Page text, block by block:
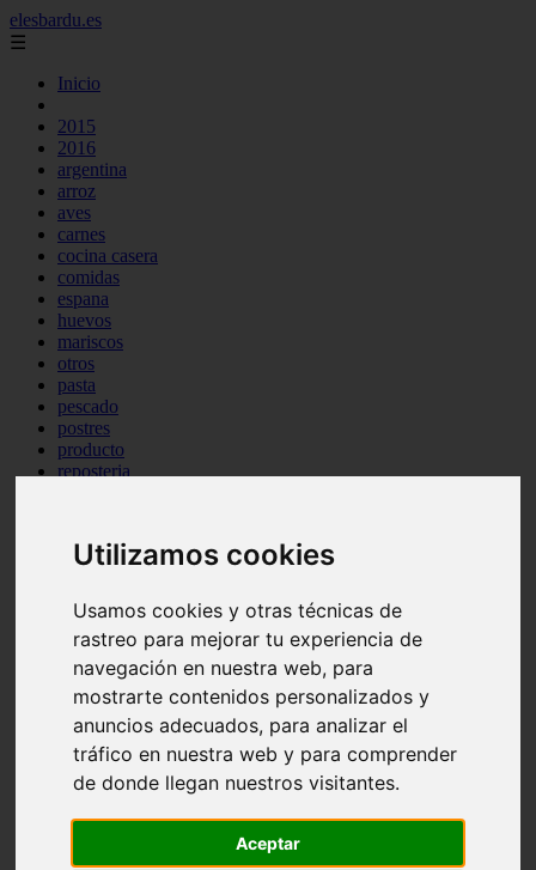
Utilizamos cookies
Usamos cookies y otras técnicas de
rastreo para mejorar tu experiencia de
navegación en nuestra web, para
mostrarte contenidos personalizados y
anuncios adecuados, para analizar el
tráfico en nuestra web y para comprender
de donde llegan nuestros visitantes.
Aceptar
elesbardu.es
☰
Inicio
2015
2016
argentina
arroz
aves
carnes
cocina casera
comidas
espana
huevos
mariscos
otros
pasta
pescado
postres
producto
reposteria
vocabulario de cocina
Teruel - sarrión
Cádiz - algodonales
Illes-balears - inca
Madrid - madrid
Málaga - torremolinos
Asturias - oviedo
Cádiz - el-puerto-de-santa-maría
Asturias - aller
Toledo - illescas
álava - vitoria-gasteiz
Málaga - marbella
Barcelona - barcelona